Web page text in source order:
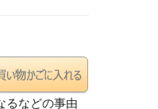
るなどの事由